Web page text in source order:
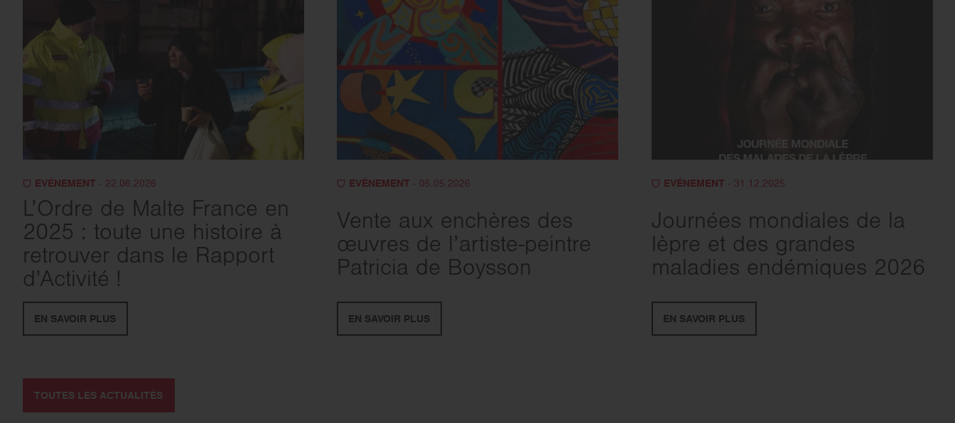
EVÉNEMENT - 22.06.2026
L’Ordre de Malte France en
2025 : toute une histoire à
retrouver dans le Rapport
d’Activité !
EN SAVOIR PLUS
EVÉNEMENT - 05.05.2026
Vente aux enchères des
œuvres de l’artiste-peintre
Patricia de Boysson
EN SAVOIR PLUS
EVÉNEMENT - 31.12.2025
Journées mondiales de la
lèpre et des grandes
maladies endémiques 2026
EN SAVOIR PLUS
TOUTES LES ACTUALITÉS